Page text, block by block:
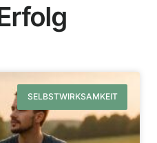
SELBSTWIRKSAMKEIT